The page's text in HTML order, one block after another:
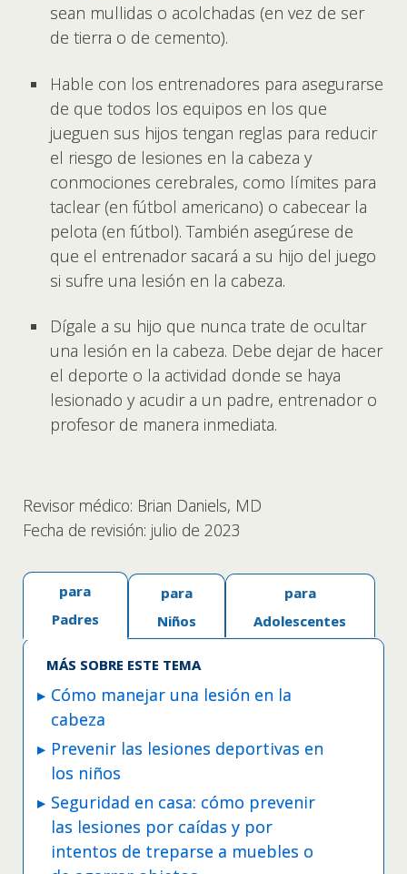
sean mullidas o acolchadas (en vez de ser
de tierra o de cemento).
Hable con los entrenadores para asegurarse
de que todos los equipos en los que
jueguen sus hijos tengan reglas para reducir
el riesgo de lesiones en la cabeza y
conmociones cerebrales, como límites para
taclear (en fútbol americano) o cabecear la
pelota (en fútbol). También asegúrese de
que el entrenador sacará a su hijo del juego
si sufre una lesión en la cabeza.
Dígale a su hijo que nunca trate de ocultar
una lesión en la cabeza. Debe dejar de hacer
el deporte o la actividad donde se haya
lesionado y acudir a un padre, entrenador o
profesor de manera inmediata.
Revisor médico: Brian Daniels, MD
Fecha de revisión: julio de 2023
para
Adolescentes
para
Niños
para
Padres
MÁS SOBRE ESTE TEMA
Cómo manejar una lesión en la
cabeza
Prevenir las lesiones deportivas en
los niños
Seguridad en casa: cómo prevenir
las lesiones por caídas y por
intentos de treparse a muebles o